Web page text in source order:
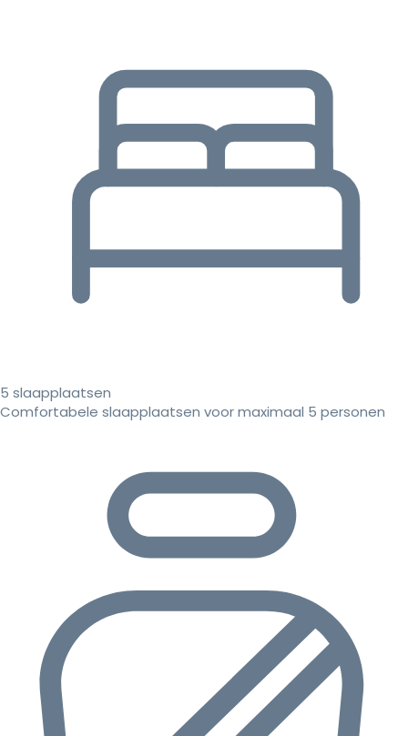
5 slaapplaatsen
Comfortabele slaapplaatsen voor maximaal 5 personen